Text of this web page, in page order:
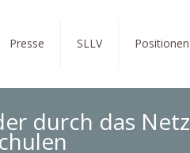
Presse SLLV Positionen
durch das Netz